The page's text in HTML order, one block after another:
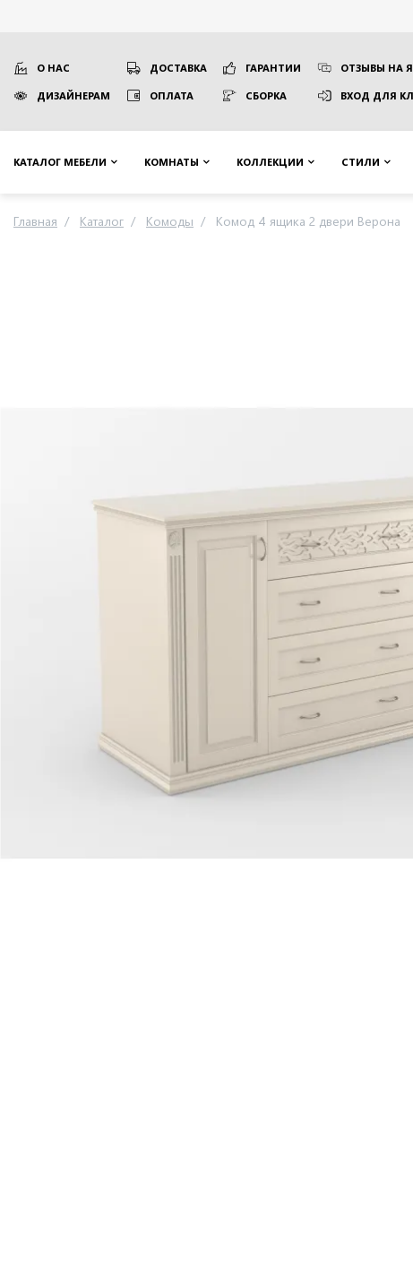
О НАС ДОСТАВКА ГАРАНТИИ ОТЗЫВЫ НА
ДИЗАЙНЕРАМ ОПЛАТА СБОРКА ВХОД ДЛЯ
КАТАЛОГ МЕБЕЛИ КОМНАТЫ КОЛЛЕКЦИИ СТИЛИ
Главная Каталог Комоды Комод 4 ящика 2 двери Верона